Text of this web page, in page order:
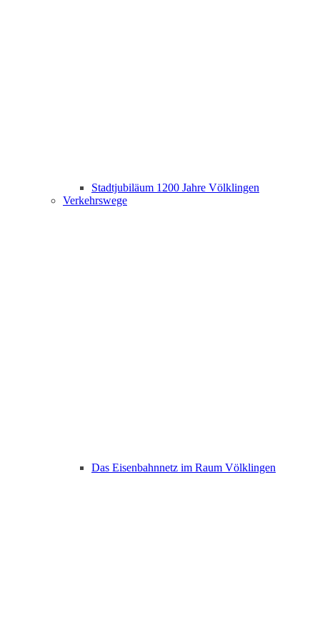
Stadtjubiläum 1200 Jahre Völklingen
Verkehrswege
Das Eisenbahnnetz im Raum Völklingen